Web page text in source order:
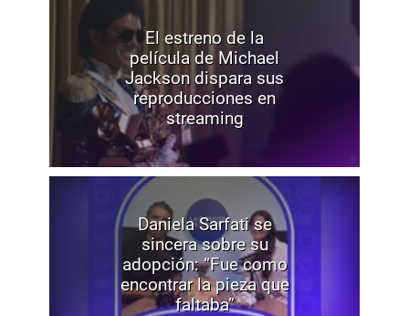
El estreno de la
película de Michael
Jackson dispara sus
reproducciones en
streaming
Daniela Sarfati se
sincera sobre su
adopción: “Fue como
encontrar la pieza que
faltaba”